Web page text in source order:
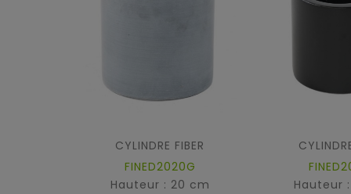
CYLINDRE FIBER
FINED2020G
Hauteur : 20 cm
Hauteur